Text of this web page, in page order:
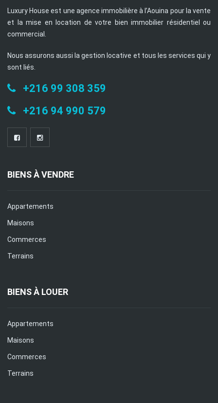
Luxury House est une agence immobilière à l’Aouina pour la vente
et la mise en location de votre bien immobilier résidentiel ou
commercial.
Nous assurons aussi la gestion locative et tous les services qui y
sont liés.
+216 99 308 359
+216 94 990 579
BIENS À VENDRE
Appartements
Maisons
Commerces
Terrains
BIENS À LOUER
Appartements
Maisons
Commerces
Terrains